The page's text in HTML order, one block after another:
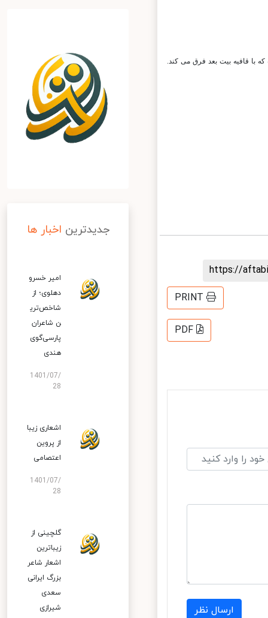
قافیه بیت بعد فرق می کند.
https://
PRINT
PDF
ارسال نظر
جدیدترین اخبار ها
امیر خسرو
دهلوی؛ از
شاخص‌تری
ن شاعران
پارسی‌گوی
هندی
1401/07/
28
اشعاری زیبا
از پروین
اعتصامی
1401/07/
28
گلچینی از
زیباترین
اشعار شاعر
بزرگ ایرانی
سعدی
شیرازی